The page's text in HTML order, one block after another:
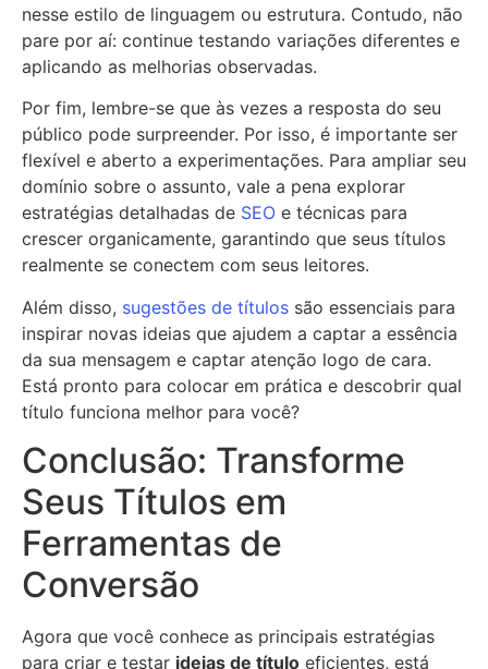
nesse estilo de linguagem ou estrutura. Contudo, não
pare por aí: continue testando variações diferentes e
aplicando as melhorias observadas.
Por fim, lembre-se que às vezes a resposta do seu
público pode surpreender. Por isso, é importante ser
flexível e aberto a experimentações. Para ampliar seu
domínio sobre o assunto, vale a pena explorar
estratégias detalhadas de SEO e técnicas para
crescer organicamente, garantindo que seus títulos
realmente se conectem com seus leitores.
Além disso, sugestões de títulos são essenciais para
inspirar novas ideias que ajudem a captar a essência
da sua mensagem e captar atenção logo de cara.
Está pronto para colocar em prática e descobrir qual
título funciona melhor para você?
Conclusão: Transforme
Seus Títulos em
Ferramentas de
Conversão
Agora que você conhece as principais estratégias
para criar e testar ideias de título eficientes, está